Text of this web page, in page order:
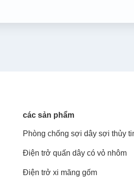
các sản phẩm
Phòng chống sợi dây sợi thủy
Điện trở quấn dây có vỏ nhôm
Điện trở xi măng gốm